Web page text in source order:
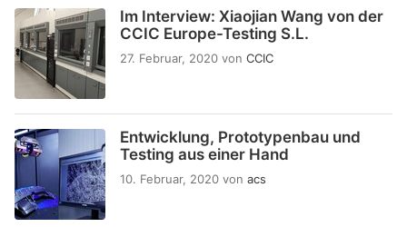
Im Interview: Xiaojian Wang von der
CCIC Europe-Testing S.L.
27. Februar, 2020 von CCIC
Entwicklung, Prototypenbau und
Testing aus einer Hand
10. Februar, 2020 von acs